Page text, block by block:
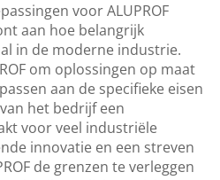
voor ALUPROF
aan hoe belangrijk
in de moderne industrie.
om oplossingen op maat
aan de specifieke eisen
het bedrijf een
voor veel industriële
innovatie en een streven
de grenzen te verleggen